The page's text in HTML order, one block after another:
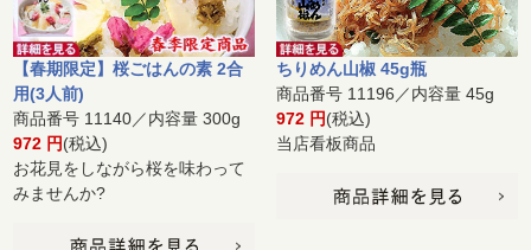
【春期限定】桜ごはんの素 2合
用(3人前)
商品番号 11140／内容量 300g
972 円(税込)
お花見をしながら桜を味わって
みませんか?
ちりめん山椒 45g瓶
商品番号 11196／内容量 45g
972 円(税込)
当店看板商品